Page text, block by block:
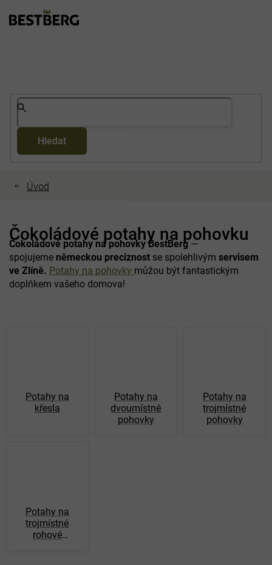
Hledat
Čokoládové potahy na pohovku
Čokoládové potahy na pohovkyBestBerg —
spojujeme německou preciznost se spolehlivým servisem
ve Zlíně. Potahy na pohovky můžou být fantastickým
doplňkem vašeho domova!
Potahy na
křesla
Potahy na
dvoumístné
pohovky
Potahy na
trojmístné
pohovky
Potahy na
trojmístné
rohové